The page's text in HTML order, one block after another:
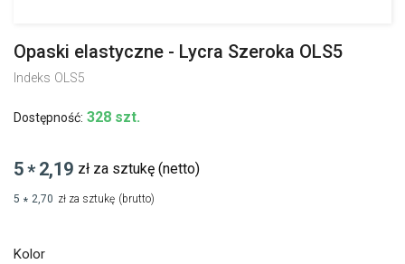
Opaski elastyczne - Lycra Szeroka OLS5
Indeks OLS5
Dostępność: 328 szt.
5* 2,19 zł za sztukę (netto)
5 * 2,70 zł za sztukę (brutto)
Kolor